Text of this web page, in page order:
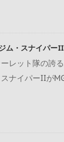
ム・スナイパーII
レット隊の誇
ナイパーIIが